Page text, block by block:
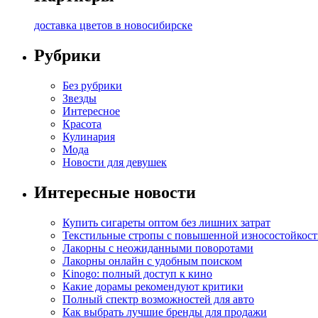
доставка цветов в новосибирске
Рубрики
Без рубрики
Звезды
Интересное
Красота
Кулинария
Мода
Новости для девушек
Интересные новости
Купить сигареты оптом без лишних затрат
Текстильные стропы с повышенной
Лакорны с неожиданными поворотами
Лакорны онлайн с удобным поиском
Kinogo: полный доступ к кино
Какие дорамы рекомендуют критики
Полный спектр возможностей для авто
Как выбрать лучшие бренды для продажи